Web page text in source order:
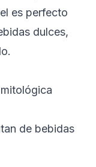
es perfecto
dulces,
de bebidas